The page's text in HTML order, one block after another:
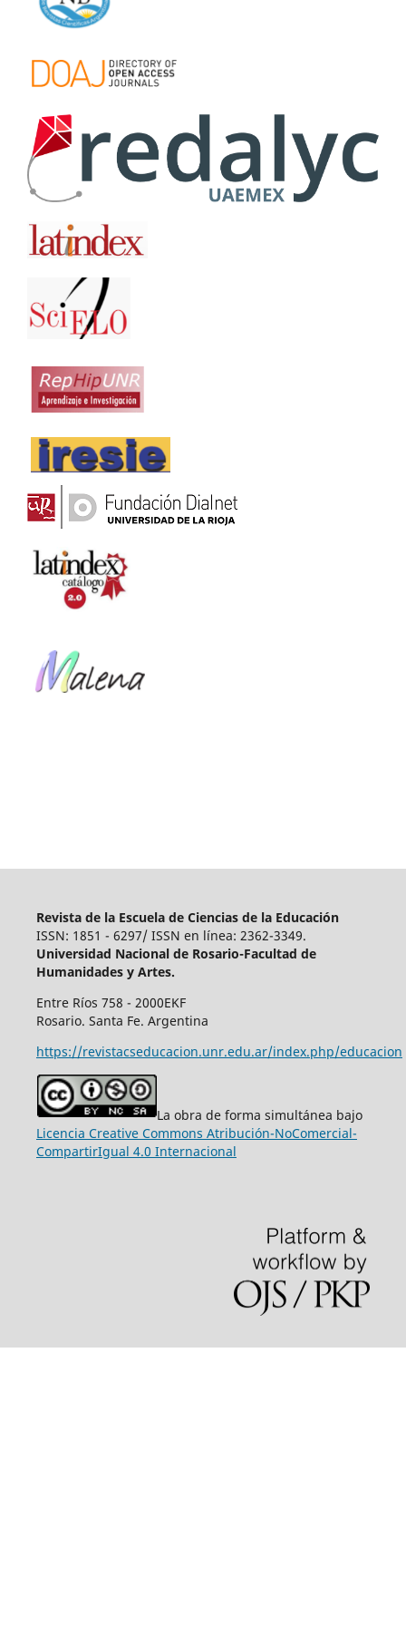
Revista de la Escuela de Ciencias de la Educación
ISSN: 1851 - 6297/ ISSN en línea: 2362-3349.
Universidad Nacional de Rosario-Facultad de
Humanidades y Artes.
Entre Ríos 758 - 2000EKF
Rosario. Santa Fe. Argentina
https://revistacseducacion.unr.edu.ar/index.php/educacion
La obra de forma simultánea bajo
Licencia Creative Commons Atribución-NoComercial-
CompartirIgual 4.0 Internacional